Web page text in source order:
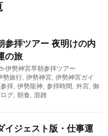
参拝ツアー 夜明けの内
の旅
-伊勢神宮早朝参拝ツアー
勢旅行, 伊勢神宮, 伊勢神宮ガイ
拝, 伊勢龍神, 参拝時間 , 外宮, 御
グ, 朝食, 混雑
イジェスト版・仕事運